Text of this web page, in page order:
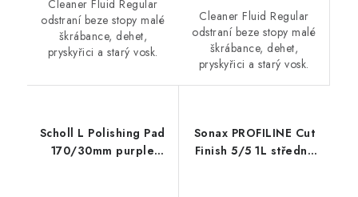
Cleaner Fluid Regular
odstraní beze stopy malé
škrábance, dehet,
pryskyřici a starý vosk.
Cleaner Fluid Regular
odstraní beze stopy malé
škrábance, dehet,
pryskyřici a starý vosk.
Scholl L Polishing Pad
170/30mm purple
Sonax PROFILINE Cut
Finish 5/5 1L středně